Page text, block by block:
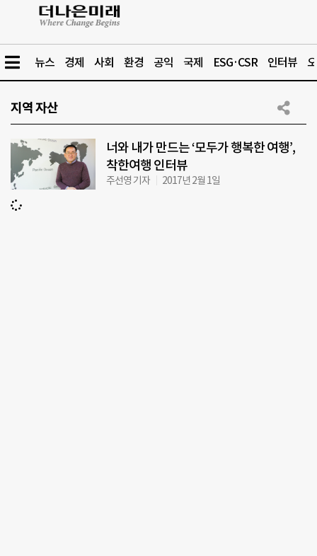
뉴스 경제 사회 환경 공익 국제 ESG·CSR 인터뷰
지역 자산
너와 내가 만드는 ‘모두가 행복한 여행’,
착한여행 인터뷰
주선영 기자 2017년 2월 1일